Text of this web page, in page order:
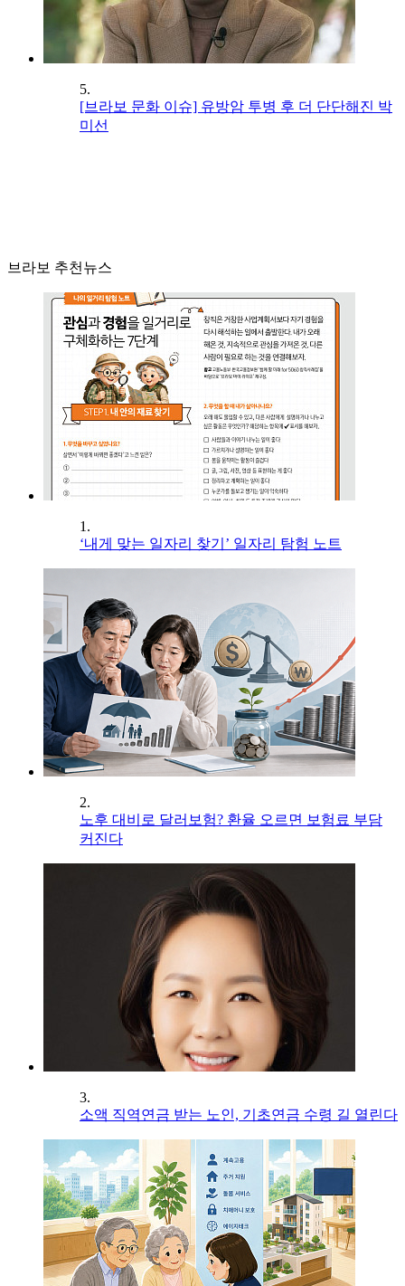
5.
[브라보 문화 이슈] 유방암 투병 후 더 단단해진 박
미선
브라보 추천뉴스
1.
‘내게 맞는 일자리 찾기’ 일자리 탐험 노트
2.
노후 대비로 달러보험? 환율 오르면 보험료 부담
커진다
3.
소액 직역연금 받는 노인, 기초연금 수령 길 열린다